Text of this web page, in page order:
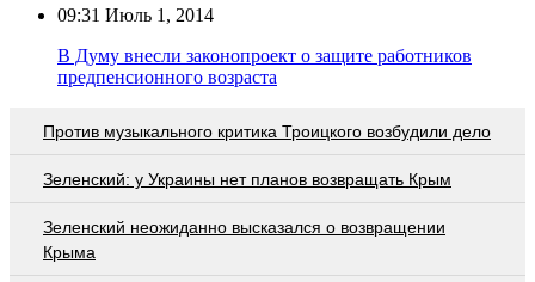
09:31 Июль 1, 2014
В Думу внесли законопроект о защите работников
предпенсионного возраста
Против музыкального критика Троицкого возбудили дело
Зеленский: у Украины нет планов возвращать Крым
Зеленский неожиданно высказался о возвращении
Крыма